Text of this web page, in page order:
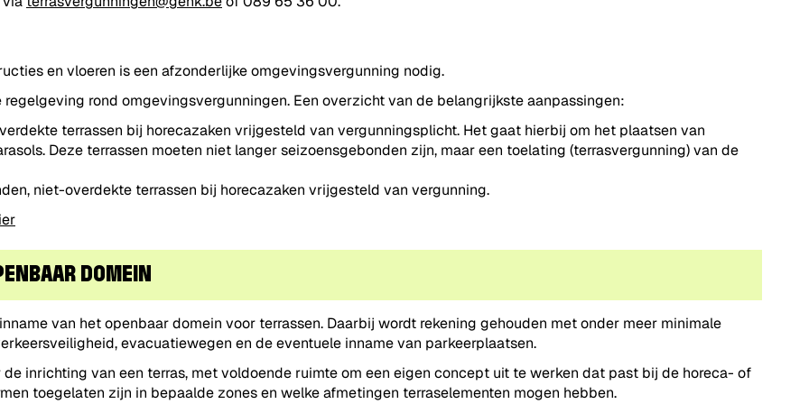
en vloeren is een afzonderlijke omgevingsvergunning nodig.
rond omgevingsvergunningen. Een overzicht van de belangrijkste aanpassingen:
terrassen bij horecazaken vrijgesteld van vergunningsplicht. Het gaat hierbij om het plaatsen van
Deze terrassen moeten niet langer seizoensgebonden zijn, maar een toelating (terrasvergunning) van de
niet-overdekte terrassen bij horecazaken vrijgesteld van vergunning.
DOMEIN
van het openbaar domein voor terrassen. Daarbij wordt rekening gehouden met onder meer minimale
evacuatiewegen en de eventuele inname van parkeerplaatsen.
inrichting van een terras, met voldoende ruimte om een eigen concept uit te werken dat past bij de horeca- of
toegelaten zijn in bepaalde zones en welke afmetingen terraselementen mogen hebben.